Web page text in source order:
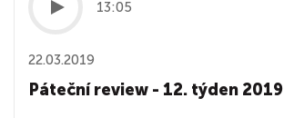
13:05
22.03.2019
Páteční review - 12. týden 2019